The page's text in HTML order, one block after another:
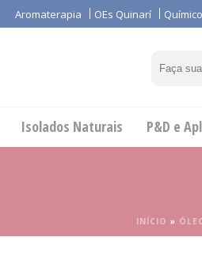
Aromaterapia OEs Quinarí
Isolados Naturais P&D e
INÍCIO »